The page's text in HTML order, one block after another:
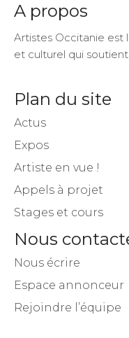
A propos
Artistes Occitanie est
et culturel qui
Plan du site
Actus
Expos
Artiste en vue !
Appels à projet
Stages et cours
Nous
Nous écrire
Espace annonceur
Rejoindre l’équipe